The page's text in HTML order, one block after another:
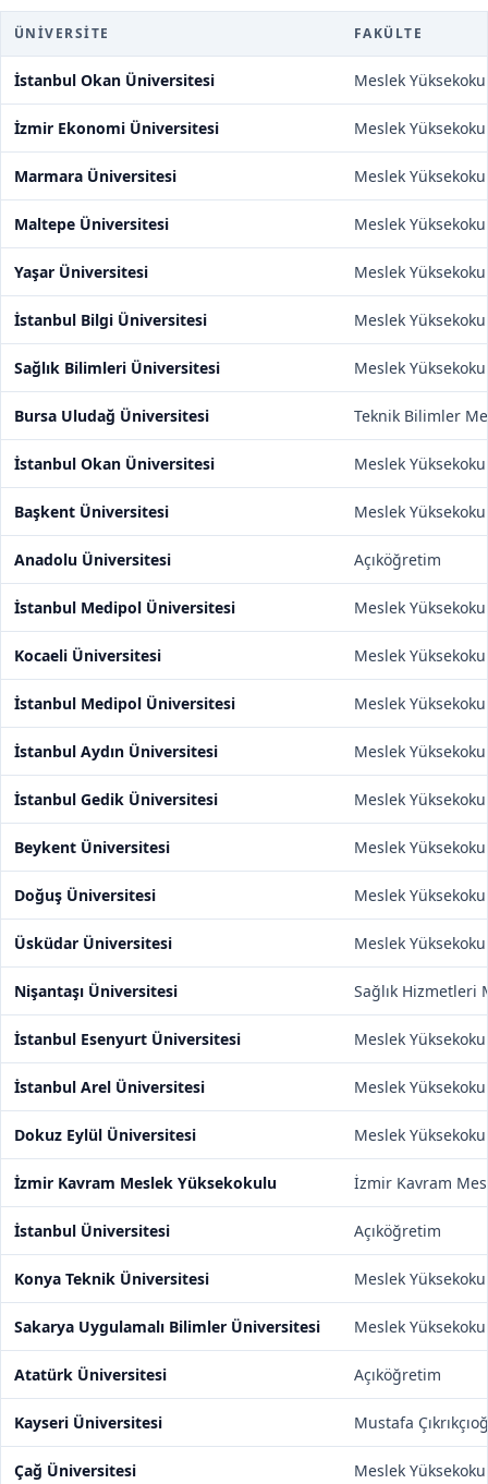
ÜNIVERSITE FAKÜLTE
İstanbul Okan Üniversitesi Meslek
İzmir Ekonomi Üniversitesi Meslek
Marmara Üniversitesi Meslek
Maltepe Üniversitesi Meslek
Yaşar Üniversitesi Meslek
İstanbul Bilgi Üniversitesi Meslek
Sağlık Bilimleri Üniversitesi Meslek
Bursa Uludağ Üniversitesi Teknik Bilimler
İstanbul Okan Üniversitesi Meslek
Başkent Üniversitesi Meslek
Anadolu Üniversitesi Açıköğretim
İstanbul Medipol Üniversitesi Meslek
Kocaeli Üniversitesi Meslek
İstanbul Medipol Üniversitesi Meslek
İstanbul Aydın Üniversitesi Meslek
İstanbul Gedik Üniversitesi Meslek
Beykent Üniversitesi Meslek
Doğuş Üniversitesi Meslek
Üsküdar Üniversitesi Meslek
Nişantaşı Üniversitesi Sağlık Hizmetleri
İstanbul Esenyurt Üniversitesi Meslek
İstanbul Arel Üniversitesi Meslek
Dokuz Eylül Üniversitesi Meslek
İzmir Kavram Meslek Yüksekokulu İzmir Kavram
İstanbul Üniversitesi Açıköğretim
Konya Teknik Üniversitesi Meslek
Sakarya Uygulamalı Bilimler Üniversitesi Meslek
Atatürk Üniversitesi Açıköğretim
Kayseri Üniversitesi Mustafa
Çağ Üniversitesi Meslek